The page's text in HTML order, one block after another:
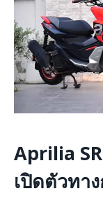
Aprilia
เปิดตัวทา